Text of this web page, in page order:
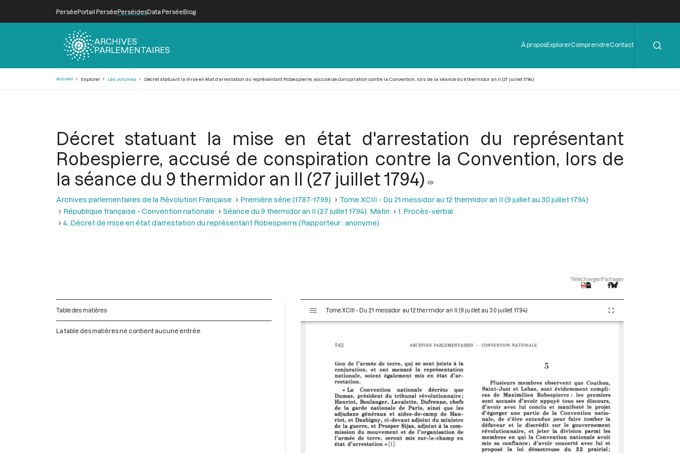
PerséePortail PerséePerséidesData PerséeBlog
ARCHIVES
PARLEMENTAIRES
Menu
de
À proposExplorerComprendreContact
Accueil Explorer Les volumes Décret statuant la mise en état d'arrestation du représentant Robespierre, accusé de conspiration contre la Convention, lors de la séance du 9 thermidor an II (27 juillet 1794)
Décret statuant la mise en état d'arrestation du représentant
Robespierre, accusé de conspiration contre la Convention, lors de
la séance du 9 thermidor an II (27 juillet 1794)
Archives parlementaires de la Révolution Française Première série (1787-1799)
Tome XCIII - Du 21 messidor au 12 thermidor an II (9 juillet au 30 juillet 1794)
République française - Convention nationale
Séance du 9 thermidor an II (27 juillet 1794). Matin
I. Procès-verbal
4. Décret de mise en état d’arrestation du représentant Robespierre (Rapporteur : anonyme)
TéléchargerPartager
Table des matières
La table des matières ne contient aucune entrée.
s
Tome XCIII - Du 21 messidor au 12 thermidor an II (9 juillet au 30 juillet 1794)